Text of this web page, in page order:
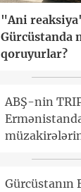
"Ani
Gürcüstanda
qoruyurlar?
ABŞ-nin